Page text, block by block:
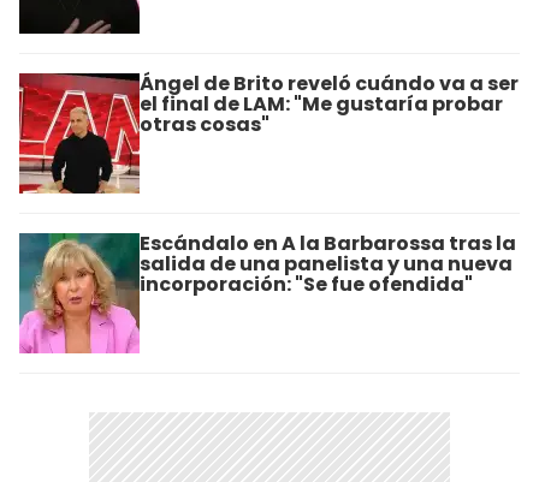
Ángel de Brito reveló cuándo va a ser
el final de LAM: "Me gustaría probar
otras cosas"
Escándalo en A la Barbarossa tras la
salida de una panelista y una nueva
incorporación: "Se fue ofendida"